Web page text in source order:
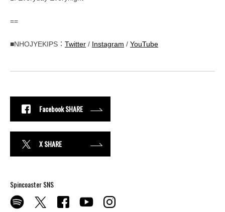
==
■NHOJYEKIPS： Twitter / Instagram / YouTube
Facebook SHARE
X SHARE
Spincoaster SNS